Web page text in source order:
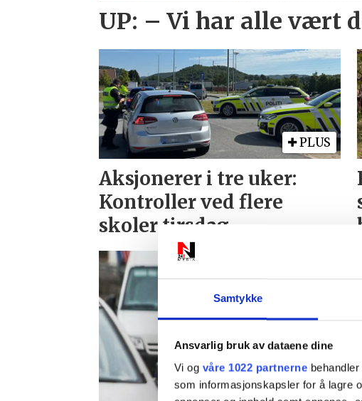
Samtykke
Ansvarlig bruk av dataene dine
Vi og våre 1022 partnerne
som informasjonskapsler for å lagre
UP: – Vi har alle vært
PLUS
Aksjonerer i tre uker:
Kontroller ved flere
skoler tirsdag